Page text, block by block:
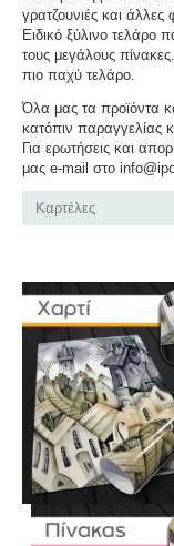
γρατζουνιές και άλλες
Ειδικό ξύλινο τελάρο
τους μεγάλους
πιο παχύ τελάρο.
Όλα μας τα προϊόντα
κατόπιν παραγγελίας
Για ερωτήσεις και
μας e-mail στο
Καρτέλες